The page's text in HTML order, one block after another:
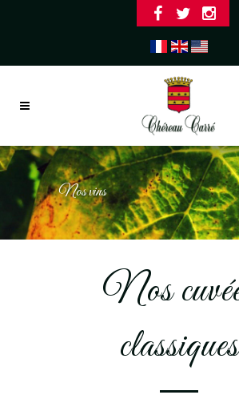
Nos vins
Nos
classiques